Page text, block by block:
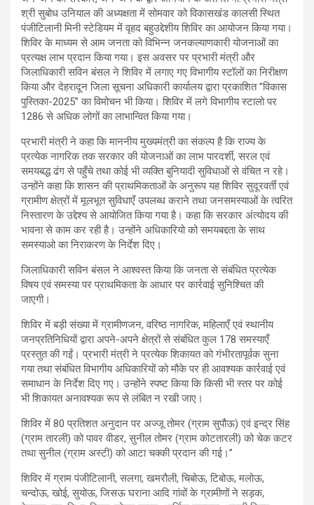
श्री सुबोध उनियाल की अध्यक्षता में सोमवार को विकासखंड कालसी स्थित
पंजीटिलानी मिनी स्टेडियम में वृहद बहुउद्देशीय शिविर का आयोजन किया गया।
शिविर के माध्यम से आम जनता को विभिन्न जनकल्याणकारी योजनाओं का
प्रत्यक्ष लाभ प्रदान किया गया। इस अवसर पर प्रभारी मंत्री और
जिलाधिकारी सविन बंसल ने शिविर में लगाए गए विभागीय स्टॉलों का निरीक्षण
किया और देहरादून जिला सूचना अधिकारी कार्यालय द्वारा प्रकाशित ”विकास
पुस्तिका-2025” का विमोचन भी किया। शिविर में लगे विभागीय स्टालो पर
1286 से अधिक लोगों का लाभान्वित किया गया।
प्रभारी मंत्री ने कहा कि माननीय मुख्यमंत्री का संकल्प है कि राज्य के
प्रत्येक नागरिक तक सरकार की योजनाओं का लाभ पारदर्शी, सरल एवं
समयबद्ध ढंग से पहुँचे तथा कोई भी व्यक्ति बुनियादी सुविधाओं से वंचित न रहे।
उन्होंने कहा कि शासन की प्राथमिकताओं के अनुरूप यह शिविर सुदूरवर्ती एवं
ग्रामीण क्षेत्रों में मूलभूत सुविधाएँ उपलब्ध कराने तथा जनसमस्याओं के त्वरित
निस्तारण के उद्देश्य से आयोजित किया गया है। कहा कि सरकार अंत्योदय की
भावना से काम कर रही है। उन्होंने अधिकारियो को समयबद्दता के साथ
समस्याओ का निराकरण के निर्देश दिए।
जिलाधिकारी सविन बंसल ने आश्वस्त किया कि जनता से संबंधित प्रत्येक
विषय एवं समस्या पर प्राथमिकता के आधार पर कार्रवाई सुनिश्चित की
जाएगी।
शिविर में बड़ी संख्या में ग्रामीणजन, वरिष्ठ नागरिक, महिलाएँ एवं स्थानीय
जनप्रतिनिधियों द्वारा अपने-अपने क्षेत्रों से संबंधित कुल 178 समस्याएँ
प्रस्तुत की गईं। प्रभारी मंत्री ने प्रत्येक शिकायत को गंभीरतापूर्वक सुना
गया तथा संबंधित विभागीय अधिकारियों को मौके पर ही आवश्यक कार्रवाई एवं
समाधान के निर्देश दिए गए। उन्होंने स्पष्ट किया कि किसी भी स्तर पर कोई
भी शिकायत अनावश्यक रूप से लंबित न रखी जाए।
शिविर में 80 प्रतिशत अनुदान पर अज्जू तोमर (ग्राम सुपौऊ) एवं इन्द्र सिंह
(ग्राम तारली) को पावर वीडर, सुनील तोमर (ग्राम कोटतारली) को चेक कटर
तथा सुनील (ग्राम अस्टी) को आटा चक्की प्रदान की गई।”
शिविर में ग्राम पंजीटिलानी, सलगा, खमरौली, चिबोऊ, टिबोऊ, मलोऊ,
चन्दोऊ, खोई, सुयोऊ, जिसऊ घराना आदि गांवों के ग्रामीणों ने सड़क,